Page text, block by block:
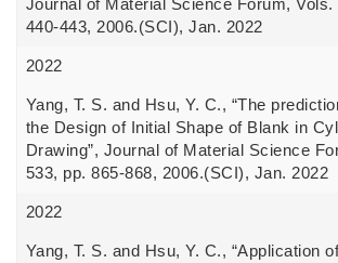
Journal of Material Science Forum, Vols.
440-443, 2006.(SCI), Jan. 2022
2022
Yang, T. S. and Hsu, Y. C., “The
the Design of Initial Shape of Blank in
Drawing”, Journal of Material Science
533, pp. 865-868, 2006.(SCI), Jan. 2022
2022
Yang, T. S. and Hsu, Y. C., “Application